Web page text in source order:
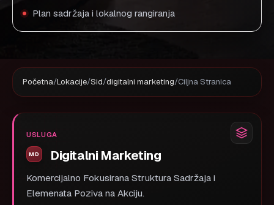
Plan sadržaja i lokalnog rangiranja
Početna/Lokacije/Sid/digitalni marketing/Ciljna Stranica
USLUGA
Digitalni Marketing
Komercijalno Fokusirana Struktura Sadržaja i
Elemenata Poziva na Akciju.